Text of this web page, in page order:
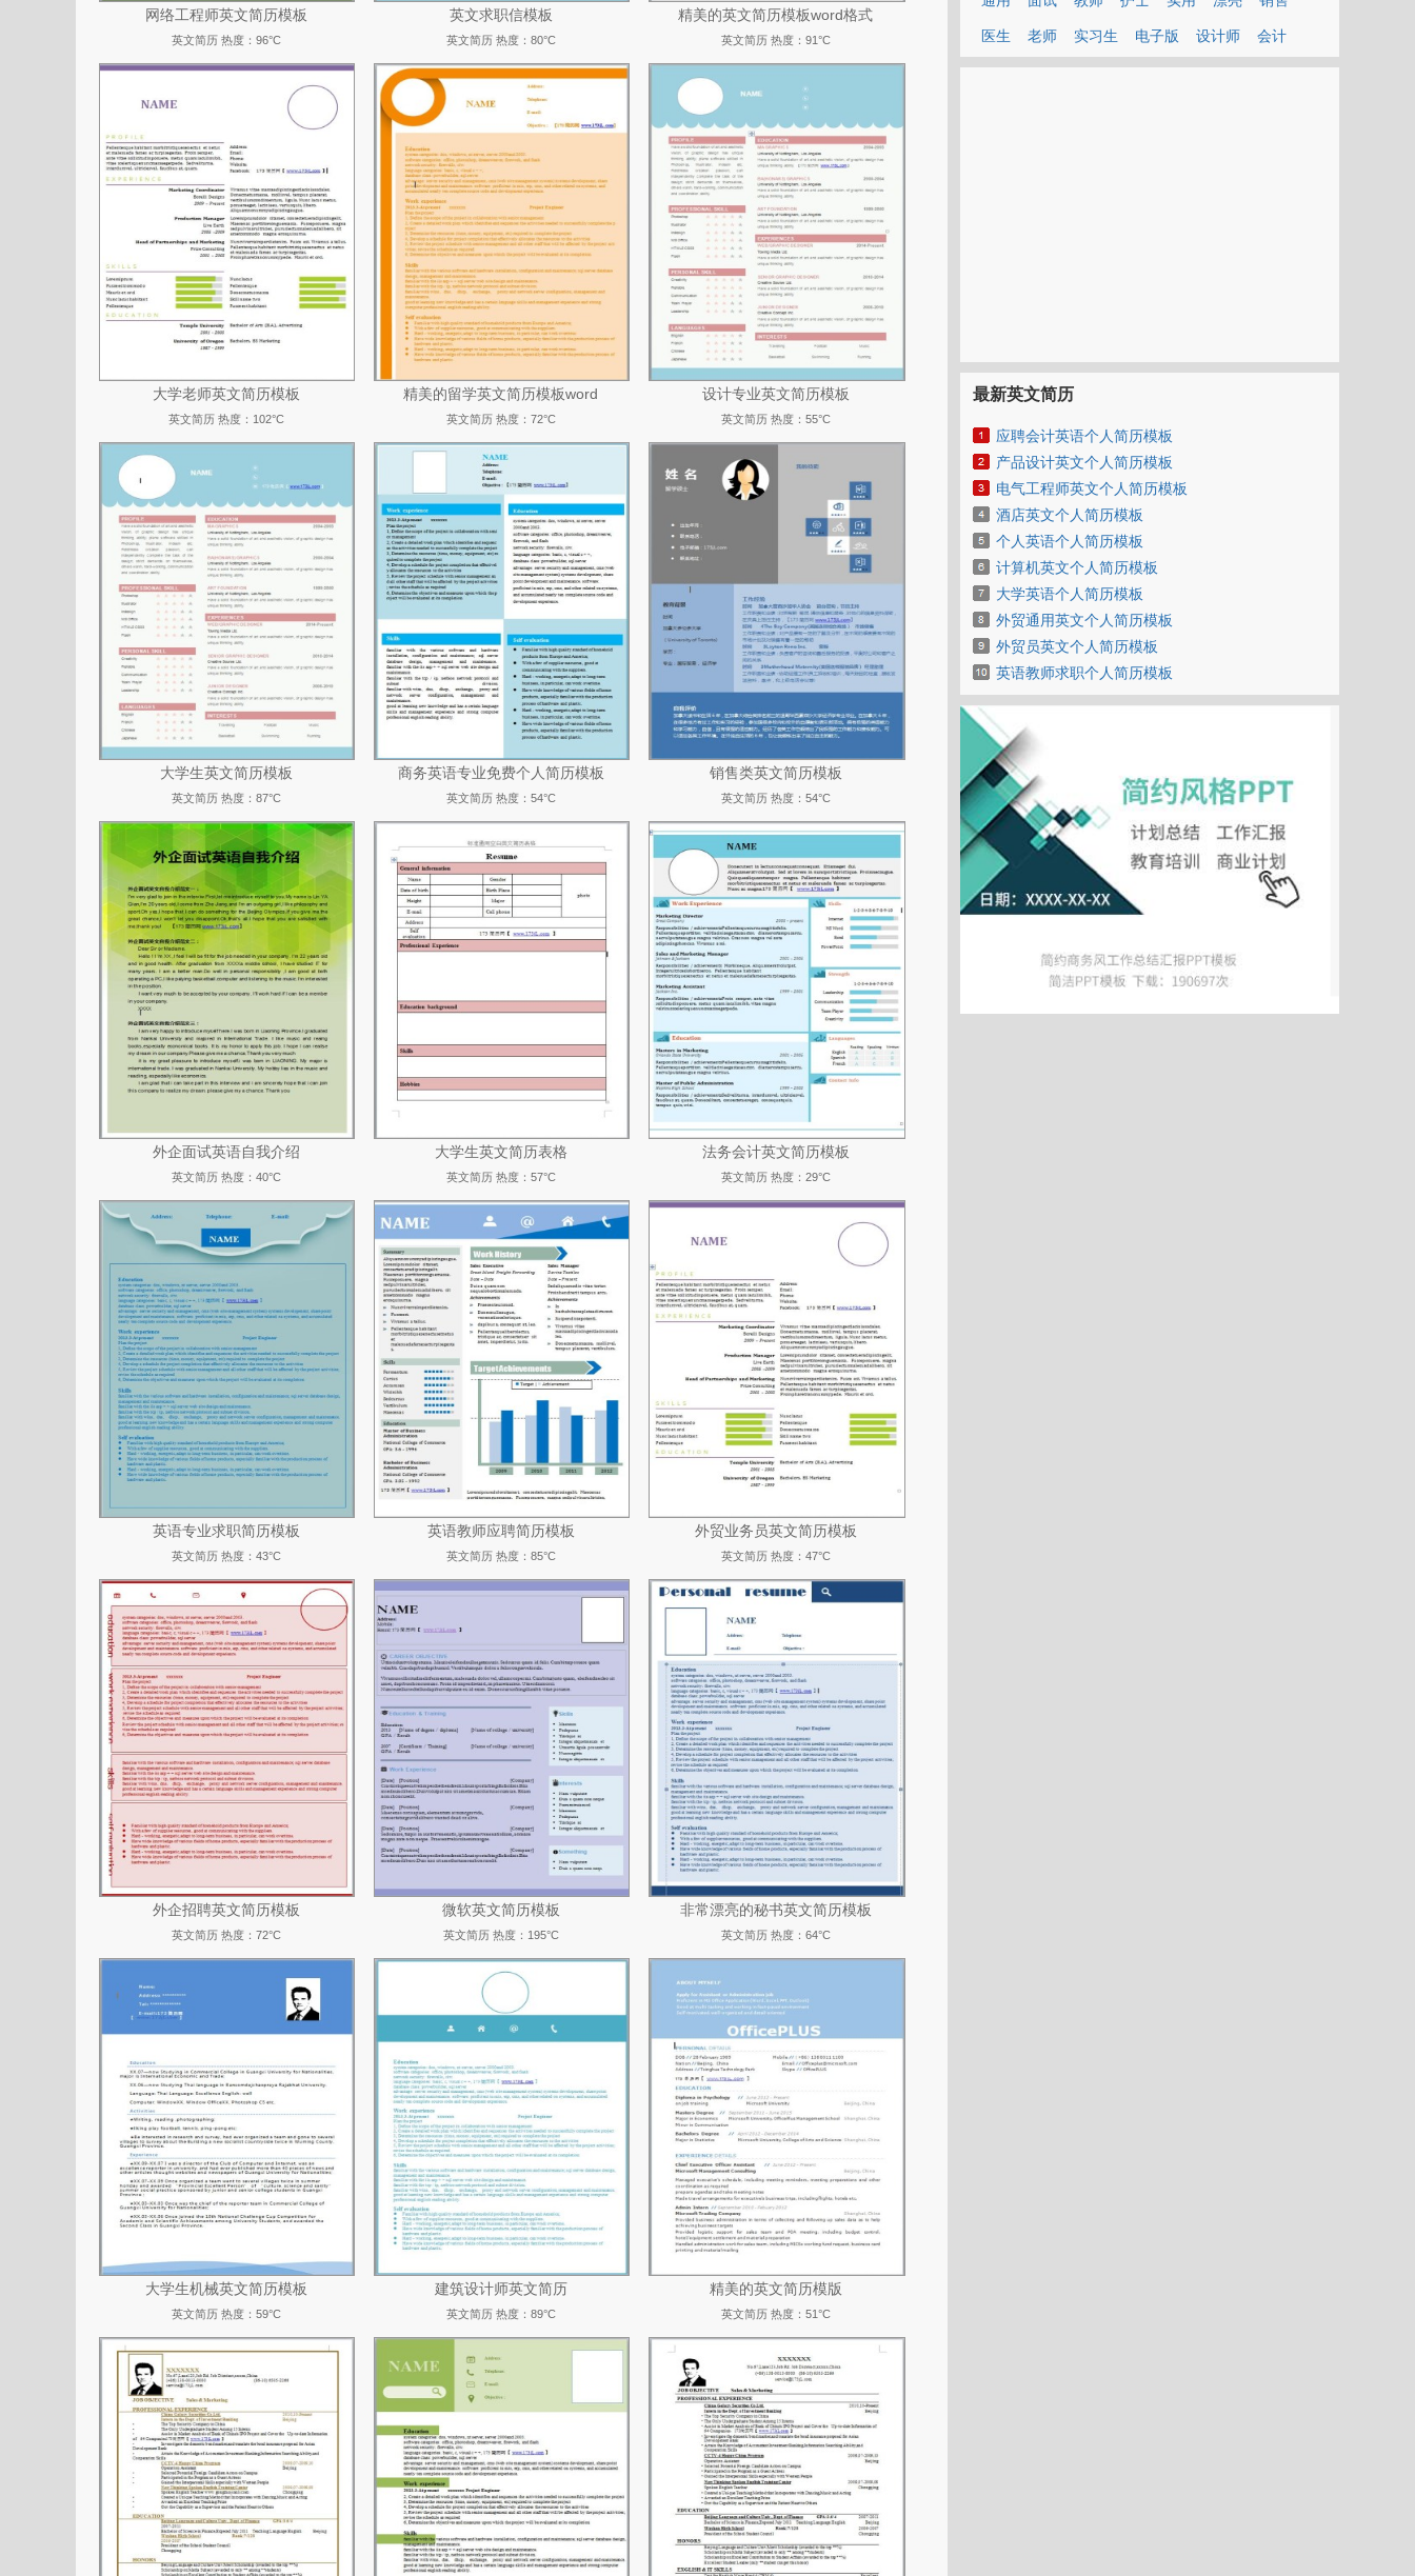
网络工程师英文简历模板
英文简历热度：96°C
英文求职信模板
英文简历热度：80°C
精美的英文简历模板word格式
英文简历热度：91°C
大学老师英文简历模板
英文简历热度：102°C
精美的留学英文简历模板word
英文简历热度：72°C
设计专业英文简历模板
英文简历热度：55°C
大学生英文简历模板
英文简历热度：87°C
商务英语专业免费个人简历模板
英文简历热度：54°C
销售类英文简历模板
英文简历热度：54°C
外企面试英语自我介绍
英文简历热度：40°C
大学生英文简历表格
英文简历热度：57°C
法务会计英文简历模板
英文简历热度：29°C
英语专业求职简历模板
英文简历热度：43°C
英语教师应聘简历模板
英文简历热度：85°C
外贸业务员英文简历模板
英文简历热度：47°C
外企招聘英文简历模板
英文简历热度：72°C
微软英文简历模板
英文简历热度：195°C
非常漂亮的秘书英文简历模板
英文简历热度：64°C
大学生机械英文简历模板
英文简历热度：59°C
建筑设计师英文简历
英文简历热度：89°C
精美的英文简历模版
英文简历热度：51°C
医生 老师 实习生 电子版 设计师 会计
最新英文简历
应聘会计英语个人简历模板
产品设计英文个人简历模板
电气工程师英文个人简历模板
酒店英文个人简历模板
个人英语个人简历模板
计算机英文个人简历模板
大学英语个人简历模板
外贸通用英文个人简历模板
外贸员英文个人简历模板
英语教师求职个人简历模板